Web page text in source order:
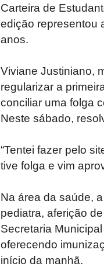
Carteira de
edição representou
anos.
Viviane Justiniano,
regularizar a
conciliar uma folga
Neste sábado,
“Tentei fazer pelo
tive folga e vim
Na área da saúde,
pediatra, aferição
Secretaria
oferecendo
início da manhã.